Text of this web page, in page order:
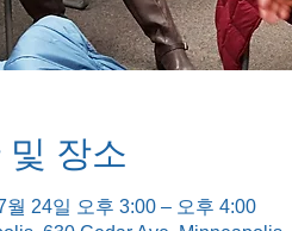
및 장소
월 24일 오후 3:00 – 오후 4:00